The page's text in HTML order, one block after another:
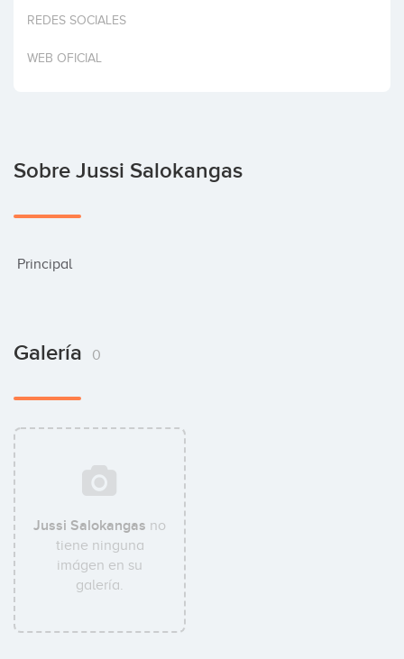
Invertir
REDES SOCIALES
WEB OFICIAL
Sobre Jussi Salokangas
Principal
Galería 0
Jussi Salokangas no
tiene ninguna
imágen en su
galería.